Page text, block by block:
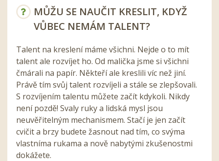
MŮŽU SE NAUČIT KRESLIT, KDYŽ
VŮBEC NEMÁM TALENT?
Talent na kreslení máme všichni. Nejde o to mít
talent ale rozvíjet ho. Od malička jsme si všichni
čmárali na papír. Někteří ale kreslili víc než jiní.
Právě tím svůj talent rozvíjeli a stále se zlepšovali.
S rozvíjením talentu můžete začít kdykoli. Nikdy
není pozdě! Svaly ruky a lidská mysl jsou
neuvěřitelným mechanismem. Stačí je jen začít
cvičit a brzy budete žasnout nad tím, co svýma
vlastníma rukama a nově nabytými zkušenostmi
dokážete.